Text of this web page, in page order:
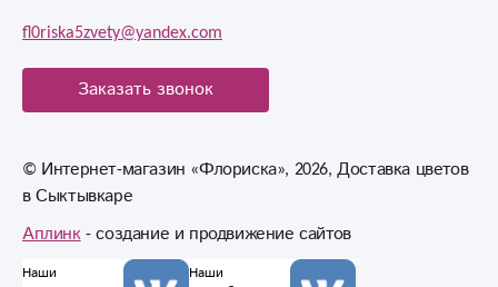
fl0riska5zvety@yandex.com
Заказать звонок
© Интернет-магазин «Флориска», 2026, Доставка цветов
в Сыктывкаре
Аплинк- создание и продвижение сайтов
Наши
Наши